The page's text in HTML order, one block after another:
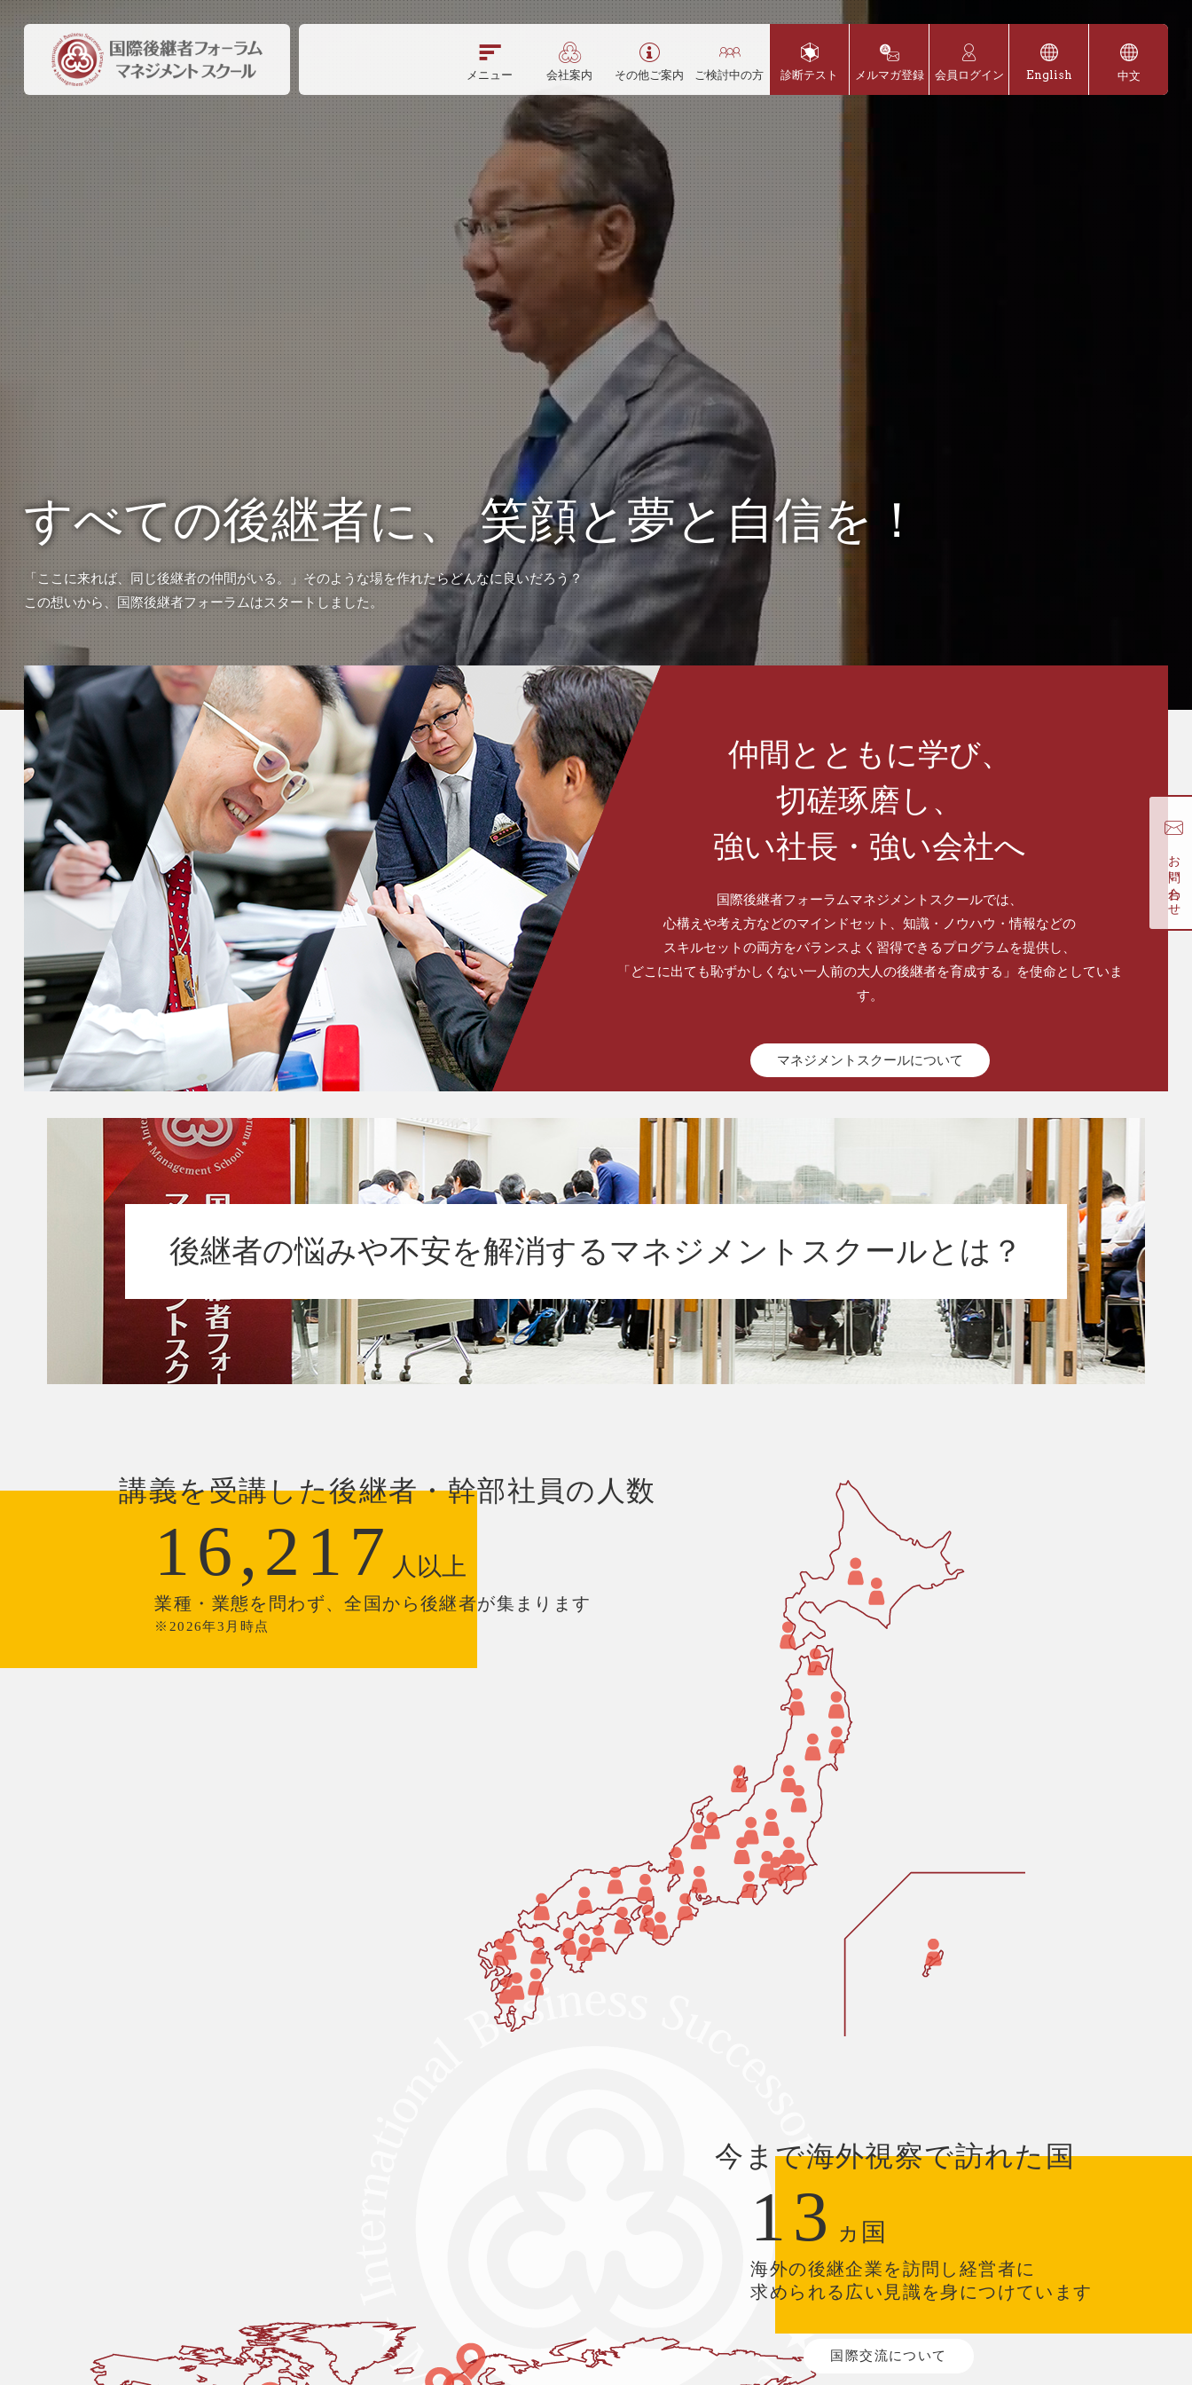
メニュー 会社案内 その他ご案内 ご検討中の方 診断テスト メルマガ登録 会員ログイン English 中文
お問い合わせ
すべての後継者に、笑顔と夢と自信を！
「ここに来れば、同じ後継者の仲間がいる。」そのような場を作れたらどんなに良いだろう？
この想いから、国際後継者フォーラムはスタートしました。
仲間とともに学び、
切磋琢磨し、
強い社長・強い会社へ
国際後継者フォーラムマネジメントスクールでは、
心構えや考え方などのマインドセット、知識・ノウハウ・情報などの
スキルセットの両方をバランスよく習得できるプログラムを提供し、
「どこに出ても恥ずかしくない一人前の大人の後継者を育成する」を使命としていま
す。
マネジメントスクールについて
後継者の悩みや不安を解消するマネジメントスクールとは？
講義を受講した後継者・幹部社員の人数
16,217 人以上
業種・業態を問わず、全国から後継者が集まります
※2026年3月時点
今まで海外視察で訪れた国
13 ヵ国
海外の後継企業を訪問し経営者に
求められる広い見識を身につけています
国際交流について